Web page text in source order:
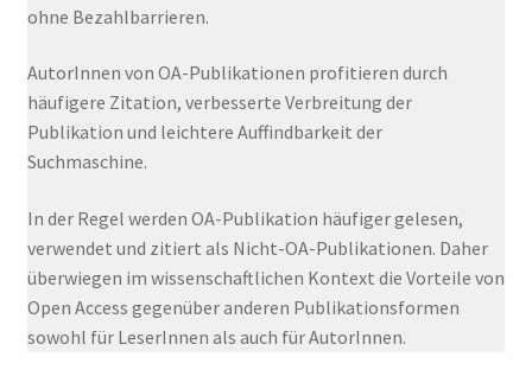
ohne Bezahlbarrieren.
AutorInnen von OA-Publikationen profitieren durch
häufigere Zitation, verbesserte Verbreitung der
Publikation und leichtere Auffindbarkeit der
Suchmaschine.
In der Regel werden OA-Publikation häufiger gelesen,
verwendet und zitiert als Nicht-OA-Publikationen. Daher
überwiegen im wissenschaftlichen Kontext die Vorteile von
Open Access gegenüber anderen Publikationsformen
sowohl für LeserInnen als auch für AutorInnen.